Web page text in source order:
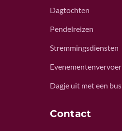
Dagtochten
Pendelreizen
Stremmingsdiensten
Evenementenvervoer
Dagje uit met een bus
Contact